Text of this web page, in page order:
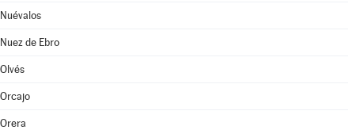
Nuévalos
Nuez de Ebro
Olvés
Orcajo
Orera